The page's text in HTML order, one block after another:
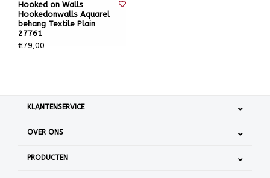
Hooked on Walls
Hookedonwalls Aquarel
behang Textile Plain
27761
€79,00
KLANTENSERVICE
OVER ONS
PRODUCTEN